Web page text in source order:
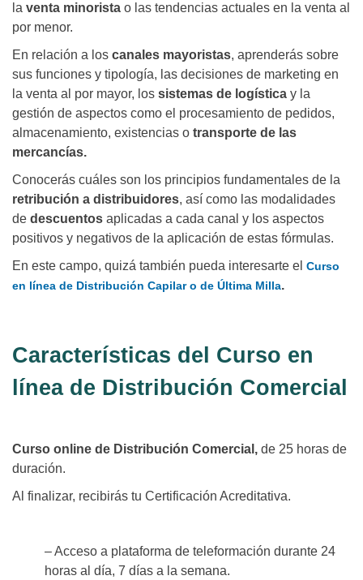
la venta minorista o las tendencias actuales en la venta al
por menor.
En relación a los canales mayoristas, aprenderás sobre
sus funciones y tipología, las decisiones de marketing en
la venta al por mayor, los sistemas de logística y la
gestión de aspectos como el procesamiento de pedidos,
almacenamiento, existencias o transporte de las
mercancías.
Conocerás cuáles son los principios fundamentales de la
retribución a distribuidores, así como las modalidades
de descuentos aplicadas a cada canal y los aspectos
positivos y negativos de la aplicación de estas fórmulas.
En este campo, quizá también pueda interesarte el Curso
en línea de Distribución Capilar o de Última Milla.
Características del Curso en
línea de Distribución Comercial
Curso online de Distribución Comercial, de 25 horas de
duración.
Al finalizar, recibirás tu Certificación Acreditativa.
– Acceso a plataforma de teleformación durante 24
horas al día, 7 días a la semana.